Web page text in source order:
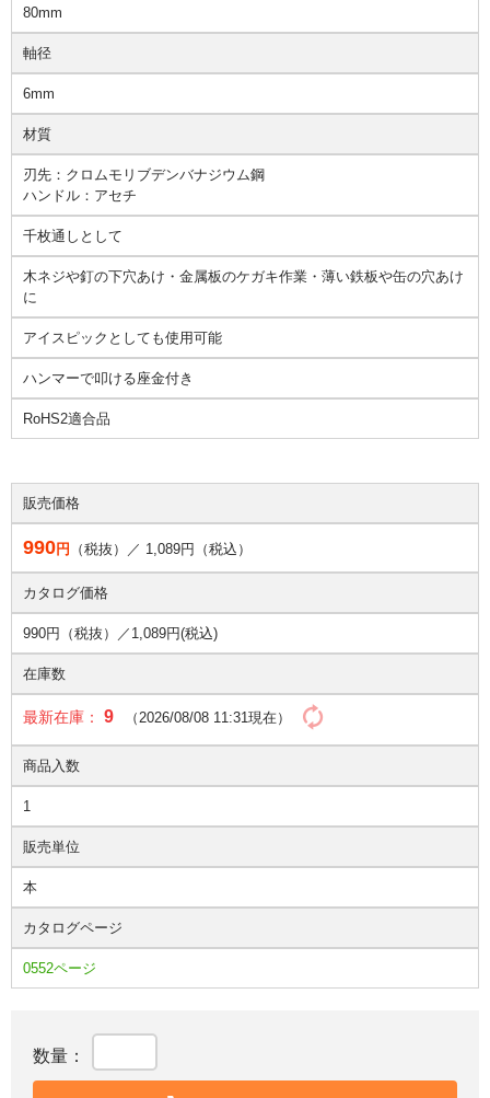
80mm
軸径
6mm
材質
刃先：クロムモリブデンバナジウム鋼
ハンドル：アセチ
千枚通しとして
木ネジや釘の下穴あけ・金属板のケガキ作業・薄い鉄板や缶の穴あけ
に
アイスピックとしても使用可能
ハンマーで叩ける座金付き
RoHS2適合品
販売価格
990円 （税抜）／ 1,089円（税込）
カタログ価格
990円（税抜）／ 1,089円(税込)
在庫数
最新在庫： 9 （2026/08/08 11:31現在）
商品入数
1
販売単位
本
カタログページ
0552ページ
数量：